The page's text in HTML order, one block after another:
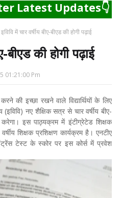
Latest Updates👇
इविवि में चार वर्षीय बीए-बीएड की होगी पढ़ाई
बीएड की होगी पढ़ाई
01:21:00 Pm
की इच्छा रखने वाले विद्यार्थियों के लिए
(इविवि) नए शैक्षिक सत्र से चार वर्षीय बीए-
इस पाठ्यक्रम में इंटीग्रेटेड शिक्षक
शिक्षक प्रशिक्षण कार्यक्रम है। एनटीए
टेस्ट के स्कोर पर इस कोर्स में प्रवेश